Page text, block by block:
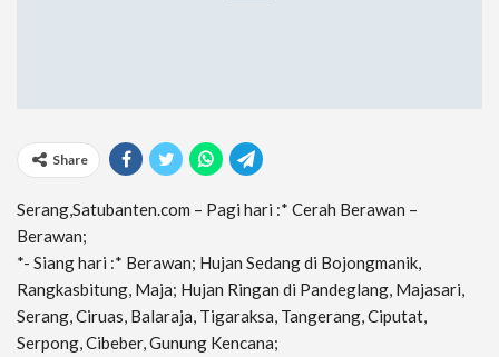
Share
Serang,Satubanten.com – Pagi hari :* Cerah Berawan –
Berawan;
*- Siang hari :* Berawan; Hujan Sedang di Bojongmanik,
Rangkasbitung, Maja; Hujan Ringan di Pandeglang, Majasari,
Serang, Ciruas, Balaraja, Tigaraksa, Tangerang, Ciputat,
Serpong, Cibeber, Gunung Kencana;